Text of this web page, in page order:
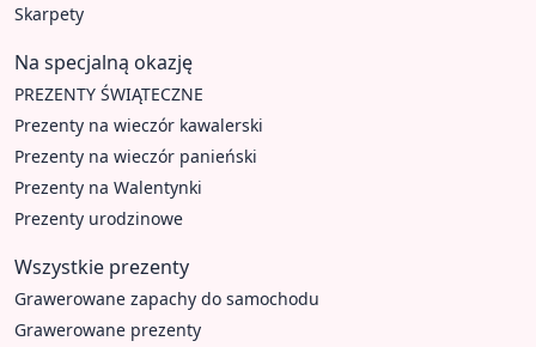
Skarpety
Na specjalną okazję
PREZENTY ŚWIĄTECZNE
Prezenty na wieczór kawalerski
Prezenty na wieczór panieński
Prezenty na Walentynki
Prezenty urodzinowe
Wszystkie prezenty
Grawerowane zapachy do samochodu
Grawerowane prezenty